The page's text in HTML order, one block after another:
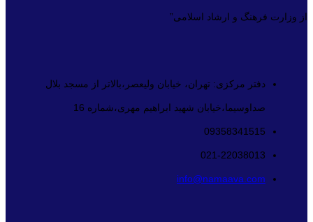
از وزارت فرهنگ و ارشاد اسلامی”
دفتر مرکزی: تهران، خیابان ولیعصر،بالاتر از مسجد بلال
صداوسیما،خیابان شهید ابراهیم مهری،شماره 16
09358341515
021-22038013
info@namaava.com